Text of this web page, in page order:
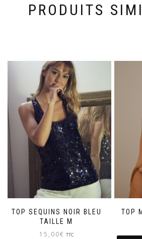
PRODUITS
TOP SEQUINS NOIR BLEU
TAILLE M
15,00€ TTC
TOP